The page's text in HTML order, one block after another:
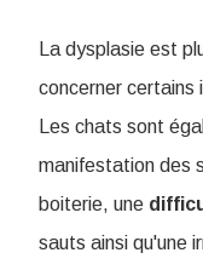
La dysplasie est
concerner certains
Les chats sont
manifestation des
boiterie, une
sauts ainsi qu'une